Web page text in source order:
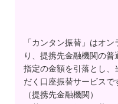
「カンタン振替」はオ
り、提携先金融機関の
指定の金額を引落とし、
だく口座振替サービスで
（提携先金融機関）